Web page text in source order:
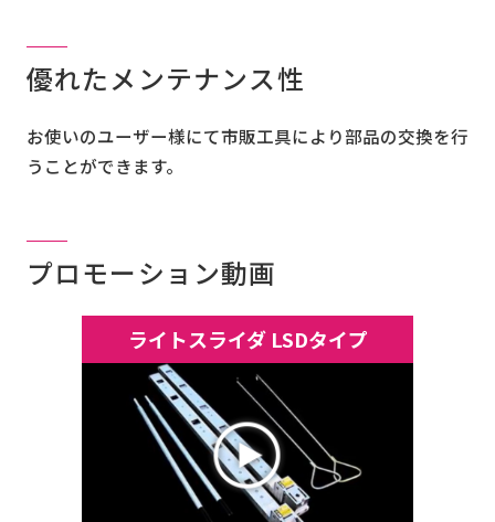
優れたメンテナンス性
お使いのユーザー様にて市販工具により部品の交換を行
うことができます。
プロモーション動画
ライトスライダ LSDタイプ